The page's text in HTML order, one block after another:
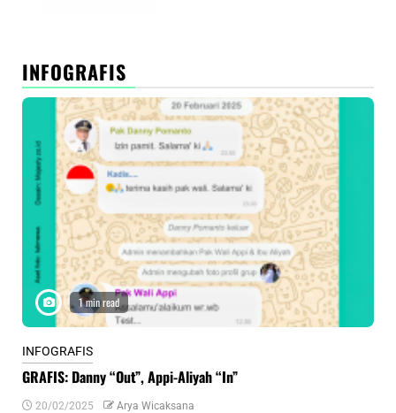
INFOGRAFIS
1 min read
INFOGRAFIS
GRAFIS: Danny “Out”, Appi-Aliyah “In”
20/02/2025 Arya Wicaksana